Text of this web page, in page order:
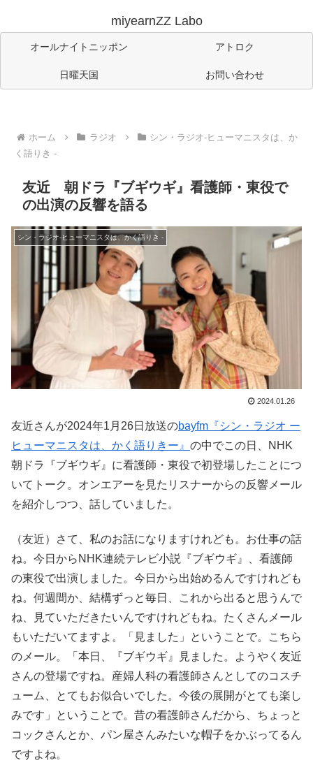
miyearnZZ Labo
オールナイトニッポン アトロク
日曜天国 お問い合わせ
ホーム ラジオ
シン・ラジオ-ヒューマニスタは、か
く語りき -
友近 朝ドラ『ブギウギ』看護師・東役で
の出演の反響を語る
シン・ラジオ-ヒューマニスタは、かく語りき -
2024.01.26
友近さんが2024年1月26日放送のbayfm『シン・ラジオ ー
ヒューマニスタは、かく語りきー』 の中でこの日、NHK
朝ドラ『ブギウギ』に看護師・東役で初登場したことにつ
いてトーク。オンエアーを見たリスナーからの反響メール
を紹介しつつ、話していました。
（友近）さて、私のお話になりますけれども。お仕事の話
ね。今日からNHK連続テレビ小説『ブギウギ』、看護師
の東役で出演しました。今日から出始めるんですけれども
ね。何週間か、結構ずっと毎日、これから出ると思うんで
ね、見ていただきたいんですけれどもね。たくさんメール
もいただいてますよ。「見ました」ということで。こちら
のメール。「本日、『ブギウギ』見ました。ようやく友近
さんの登場ですね。産婦人科の看護師さんとしてのコスチ
ューム、とてもお似合いでした。今後の展開がとても楽し
みです」ということで。昔の看護師さんだから、ちょっと
コックさんとか、パン屋さんみたいな帽子をかぶってるん
ですよね。